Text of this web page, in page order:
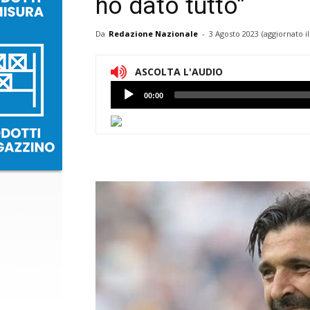
ho dato tutto”
Da Redazione Nazionale - 3 Agosto 2023 (aggiornato il
ASCOLTA L'AUDIO
Lettore
Audio
00:00